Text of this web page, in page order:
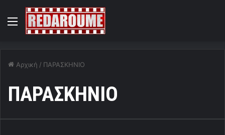
Menu
Αρχική / ΠΑΡΑΣΚΗΝΙΟ
ΠΑΡΑΣΚΗΝΙΟ